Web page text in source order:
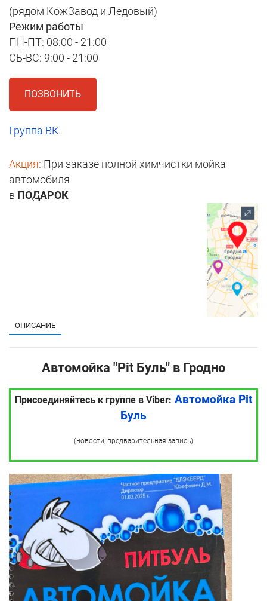
(рядом КожЗавод и Ледовый)
Режим работы
ПН-ПТ: 08:00 - 21:00
СБ-ВС: 9:00 - 21:00
ПОЗВОНИТЬ
Группа ВК
Акция: При заказе полной химчистки мойка
автомобиля
в ПОДАРОК
ОПИСАНИЕ
Автомойка "Pit Буль" в Гродно
Присоединяйтесь к группе в Viber: Автомойка Pit
Буль
(новости, предварительная запись)